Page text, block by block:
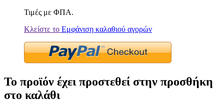
Τιμές με ΦΠΑ.
Κλείστε το Εμφάνιση καλαθιού αγορών
Το προϊόν έχει προστεθεί στην προσθήκη
στο καλάθι